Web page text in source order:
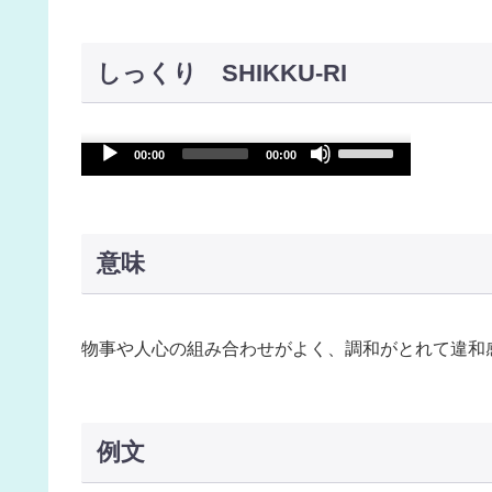
しっくり SHIKKU-RI
Audio
00:00 00:00
Use
Up/Down
increase
decrease
意味
物事や人心の組み合わせがよく、調和がとれて違和
例文